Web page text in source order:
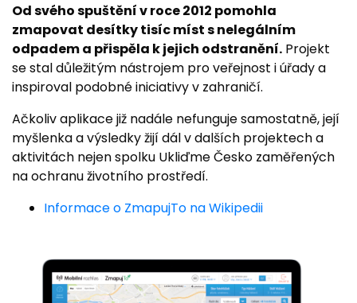
Od svého spuštění v roce 2012 pomohla
zmapovat desítky tisíc míst s nelegálním
odpadem a přispěla k jejich odstranění. Projekt
se stal důležitým nástrojem pro veřejnost i úřady a
inspiroval podobné iniciativy v zahraničí.
Ačkoliv aplikace již nadále nefunguje samostatně, její
myšlenka a výsledky žijí dál v dalších projektech a
aktivitách nejen spolku Ukliďme Česko zaměřených
na ochranu životního prostředí.
Informace o ZmapujTo na Wikipedii